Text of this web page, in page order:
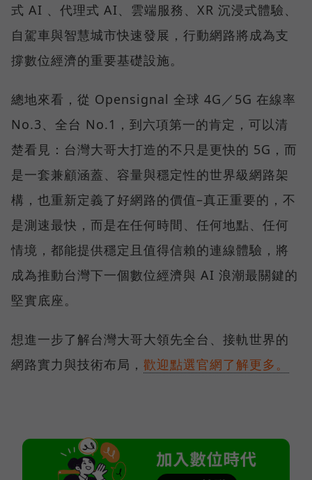
式 AI 、代理式 AI、雲端服務、XR 沉浸式體驗、
自駕車與智慧城市快速發展，行動網路將成為支
撐數位經濟的重要基礎設施。
總地來看，從 Opensignal 全球 4G／5G 在線率
No.3、全台 No.1，到六項第一的肯定，可以清
楚看見：台灣大哥大打造的不只是更快的 5G，而
是一套兼顧涵蓋、容量與穩定性的世界級網路架
構，也重新定義了好網路的價值–真正重要的，不
是測速最快，而是在任何時間、任何地點、任何
情境，都能提供穩定且值得信賴的連線體驗，將
成為推動台灣下一個數位經濟與 AI 浪潮最關鍵的
堅實底座。
想進一步了解台灣大哥大領先全台、接軌世界的
網路實力與技術布局， 歡迎點選官網了解更多。